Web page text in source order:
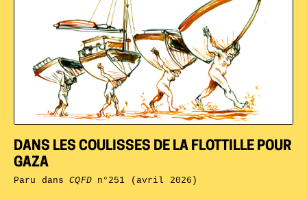
DANS LES COULISSES DE LA FLOTTILLE POUR
GAZA
Paru dansCQFDn°251 (avril 2026)